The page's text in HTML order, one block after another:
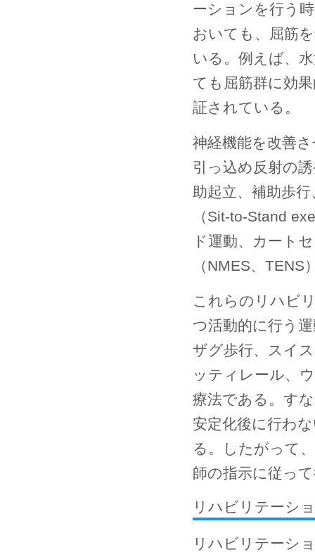
ーションを行う
おいても、屈筋
いる。例えば、
ても屈筋群に効
証されている。
神経機能を改善
引っ込め反射の
助起立、補助歩
（Sit-to-Stand
ド運動、カート
（NMES、
これらのリハビ
つ活動的に行う
ザグ歩行、スイ
ッティレール、
療法である。す
安定化後に行わ
る。したがって
師の指示に従っ
リハビリテーシ
リハビリテーシ